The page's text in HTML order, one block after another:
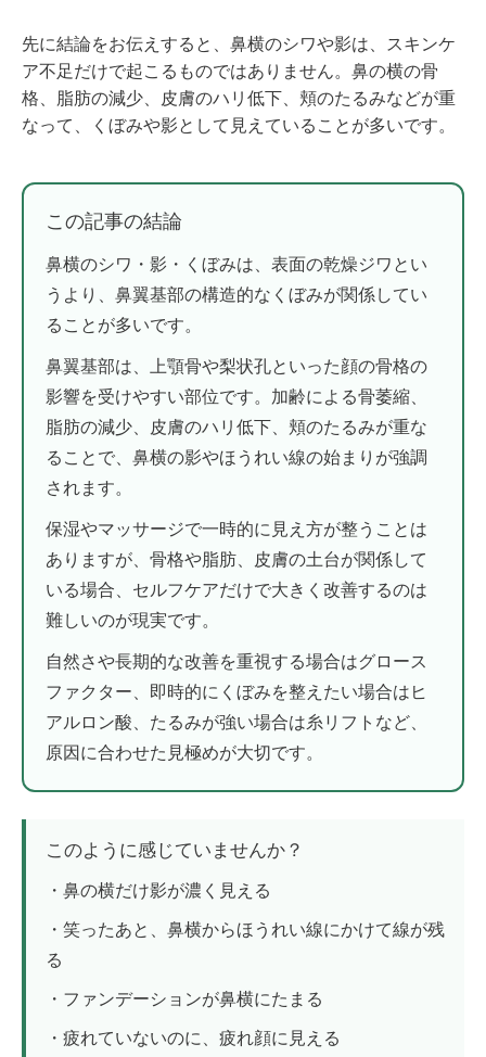
先に結論をお伝えすると、鼻横のシワや影は、スキンケ
ア不足だけで起こるものではありません。鼻の横の骨
格、脂肪の減少、皮膚のハリ低下、頬のたるみなどが重
なって、くぼみや影として見えていることが多いです。
この記事の結論
鼻横のシワ・影・くぼみは、表面の乾燥ジワとい
うより、鼻翼基部の構造的なくぼみが関係してい
ることが多いです。
鼻翼基部は、上顎骨や梨状孔といった顔の骨格の
影響を受けやすい部位です。加齢による骨萎縮、
脂肪の減少、皮膚のハリ低下、頬のたるみが重な
ることで、鼻横の影やほうれい線の始まりが強調
されます。
保湿やマッサージで一時的に見え方が整うことは
ありますが、骨格や脂肪、皮膚の土台が関係して
いる場合、セルフケアだけで大きく改善するのは
難しいのが現実です。
自然さや長期的な改善を重視する場合はグロース
ファクター、即時的にくぼみを整えたい場合はヒ
アルロン酸、たるみが強い場合は糸リフトなど、
原因に合わせた見極めが大切です。
このように感じていませんか？
・鼻の横だけ影が濃く見える
・笑ったあと、鼻横からほうれい線にかけて線が残
る
・ファンデーションが鼻横にたまる
・疲れていないのに、疲れ顔に見える